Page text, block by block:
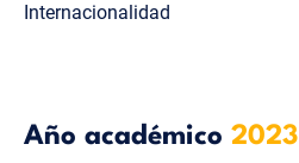
Internacionalidad
Año académico 2023